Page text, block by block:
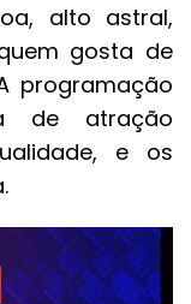
alto astral,
gosta de
programação
de atração
e os